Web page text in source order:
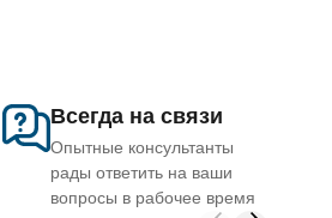
Всегда на связи
Опытные консультанты
рады ответить на ваши
вопросы в рабочее время